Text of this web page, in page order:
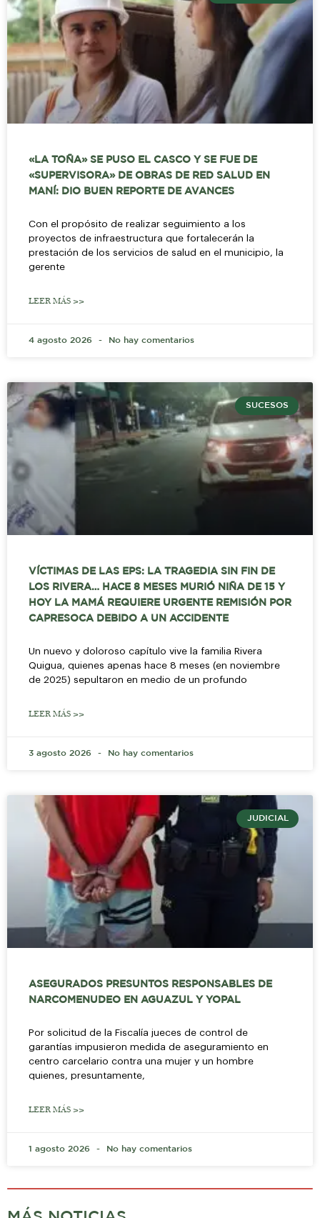
«LA TOÑA» SE PUSO EL CASCO Y SE FUE DE
«SUPERVISORA» DE OBRAS DE RED SALUD EN
MANÍ: DIO BUEN REPORTE DE AVANCES
Con el propósito de realizar seguimiento a los
proyectos de infraestructura que fortalecerán la
prestación de los servicios de salud en el municipio, la
gerente
LEER MÁS >>
4 agosto 2026 No hay comentarios
SUCESOS
VÍCTIMAS DE LAS EPS: LA TRAGEDIA SIN FIN DE
LOS RIVERA… HACE 8 MESES MURIÓ NIÑA DE 15 Y
HOY LA MAMÁ REQUIERE URGENTE REMISIÓN POR
CAPRESOCA DEBIDO A UN ACCIDENTE
Un nuevo y doloroso capítulo vive la familia Rivera
Quigua, quienes apenas hace 8 meses (en noviembre
de 2025) sepultaron en medio de un profundo
LEER MÁS >>
3 agosto 2026 No hay comentarios
JUDICIAL
ASEGURADOS PRESUNTOS RESPONSABLES DE
NARCOMENUDEO EN AGUAZUL Y YOPAL
Por solicitud de la Fiscalía jueces de control de
garantías impusieron medida de aseguramiento en
centro carcelario contra una mujer y un hombre
quienes, presuntamente,
LEER MÁS >>
1 agosto 2026 No hay comentarios